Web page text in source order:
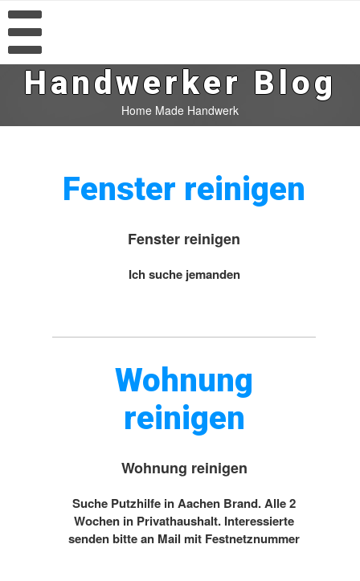
Handwerker Blog
Home Made Handwerk
Fenster reinigen
Fenster reinigen
Ich suche jemanden
Wohnung
reinigen
Wohnung reinigen
Suche Putzhilfe in Aachen Brand. Alle 2
Wochen in Privathaushalt. Interessierte
senden bitte an Mail mit Festnetznummer